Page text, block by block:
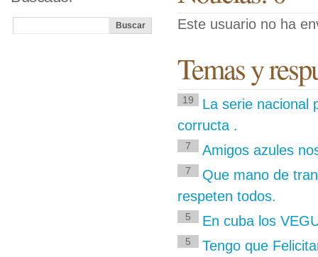
Este usuario no ha
Temas y
19
La serie nacional
corructa .
7 Amigos azules
7
Que mano de
respeten todos.
5 En cuba los
5
Tengo que